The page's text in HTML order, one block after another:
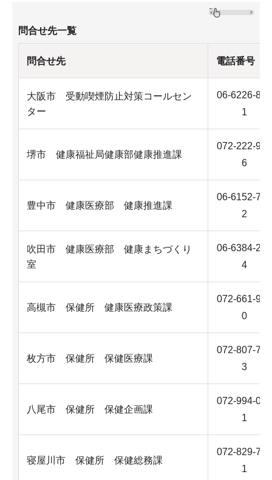
問合せ先一覧
問合せ先 電話番号
大阪市 受動喫煙防止対策コールセン
ター
06-6226-847
1
堺市 健康福祉局健康部健康推進課
072-222-993
6
豊中市 健康医療部 健康推進課
06-6152-735
2
吹田市 健康医療部 健康まちづくり
室
06-6384-261
4
高槻市 保健所 健康医療政策課
072-661-933
0
枚方市 保健所 保健医療課
072-807-762
3
八尾市 保健所 保健企画課
072-994-066
1
寝屋川市 保健所 保健総務課
072-829-777
1